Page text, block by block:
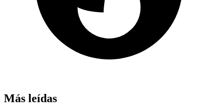
Más leídas